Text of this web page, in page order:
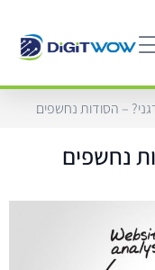
– הסודות נחשפים
נחשפים